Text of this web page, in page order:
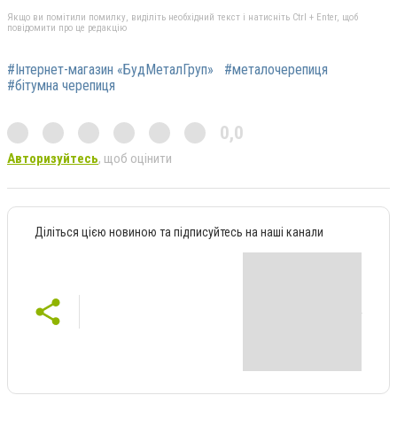
Якщо ви помітили помилку, виділіть необхідний текст і натисніть Ctrl + Enter, щоб
повідомити про це редакцію
#Інтернет-магазин «БудМеталГруп»
#металочерепиця
#бітумна черепиця
0,0
Авторизуйтесь, щоб оцінити
Діліться цією новиною та підписуйтесь на наші канали